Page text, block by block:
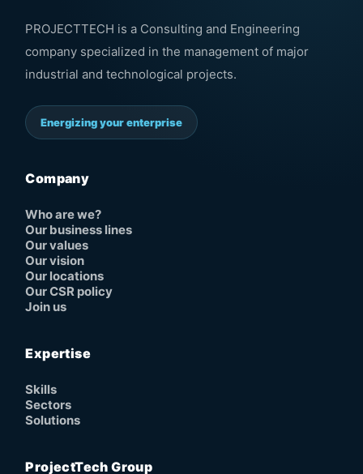
PROJECTTECH is a Consulting and Engineering
company specialized in the management of major
industrial and technological projects.
Energizing your enterprise
Company
Who are we?
Our business lines
Our values
Our vision
Our locations
Our CSR policy
Join us
Expertise
Skills
Sectors
Solutions
ProjectTech Group